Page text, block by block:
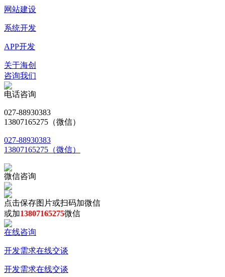
网站建设
系统开发
APP开发
关于海创
咨询我们
电话咨询
027-88930383
13807165275（微信）
027-88930383
13807165275（微信）
微信咨询
点击保存图片或扫码加微信
或加13807165275微信
在线咨询
开发需求在线交谈
开发需求在线交谈